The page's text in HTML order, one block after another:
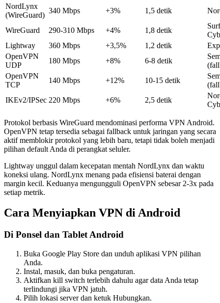
NordLynx
(WireGuard)
340 Mbps +3% 1,5 detik
WireGuard 290-310 Mbps +4% 1,8 detik
Lightway
360 Mbps +3,5% 1,2 detik
OpenVPN
UDP
180 Mbps +8% 6-8 detik
OpenVPN
TCP
140 Mbps +12% 10-15 detik
IKEv2/IPSec 220 Mbps +6% 2,5 detik
Protokol berbasis WireGuard mendominasi performa VPN Android.
OpenVPN tetap tersedia sebagai fallback untuk jaringan yang secara
aktif memblokir protokol yang lebih baru, tetapi tidak boleh menjadi
pilihan default Anda di perangkat seluler.
Lightway unggul dalam kecepatan mentah NordLynx dan waktu
koneksi ulang. NordLynx menang pada efisiensi baterai dengan
margin kecil. Keduanya mengungguli OpenVPN sebesar 2-3x pada
setiap metrik.
Cara Menyiapkan VPN di Android
Di Ponsel dan Tablet Android
Buka Google Play Store dan unduh aplikasi VPN pilihan
Anda.
Instal, masuk, dan buka pengaturan.
Aktifkan kill switch terlebih dahulu agar data Anda tetap
terlindungi jika VPN jatuh.
Pilih lokasi server dan ketuk Hubungkan.